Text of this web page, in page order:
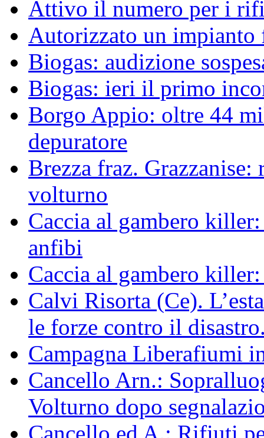
Attivo il numero per i
Autorizzato un
Biogas: audizione
Biogas: ieri il primo
Borgo Appio: oltre 44
depuratore
Brezza fraz.
volturno
Caccia al gambero
anfibi
Caccia al gambero
Calvi Risorta (Ce).
le forze contro il
Campagna Liberafiumi
Cancello Arn.:
Volturno dopo